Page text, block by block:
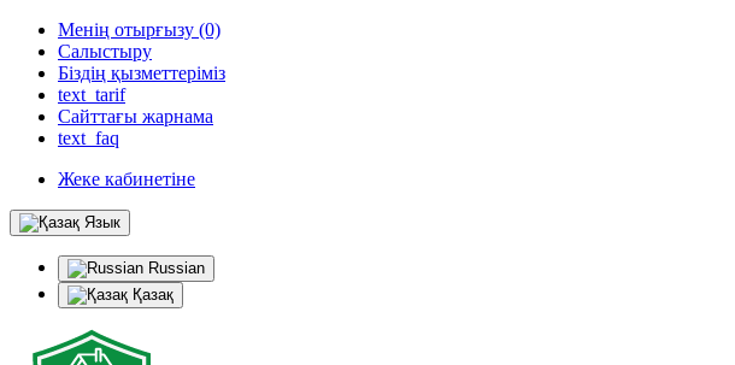
Менің отырғызу (0)
Салыстыру
Біздің қызметтеріміз
text_tarif
Сайттағы жарнама
text_faq
Жеке кабинетіне
Язык
Russian
Қазақ